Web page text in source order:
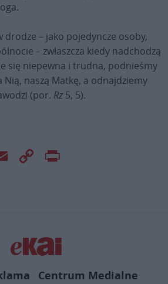
drodze – jako pojedyncze osoby,
– zwłaszcza kiedy nadchodzą
się niepewna i trudna, podnieśmy
naszą Matkę, a odnajdziemy
(por. Rz5, 5).
Email
Copy
Centrum Medialne